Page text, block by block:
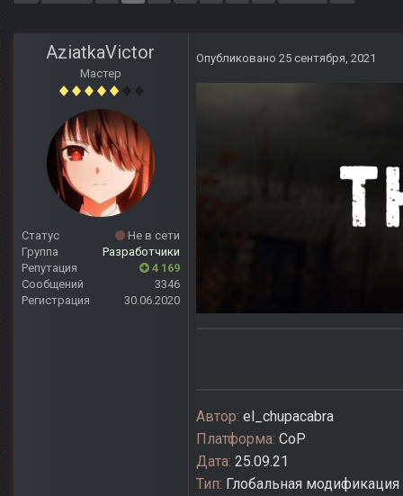
AziatkaVictor
Мастер
Статус
Не в сети
Группа
Разработчики
Репутация
4 169
Сообщений
3346
Регистрация
30.06.2020
Опубликовано 25 сентября, 2021
Автор: el_chupacabra
Платформа: CoP
Дата: 25.09.21
Тип: Глобальная модификация